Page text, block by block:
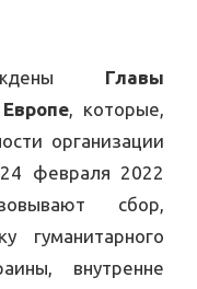
Главы
, которые,
организации
февраля 2022
сбор,
гуманитарного
внутренне